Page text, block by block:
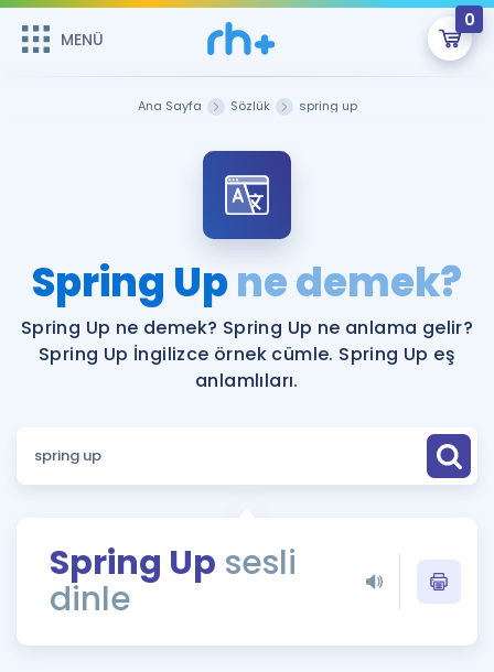
MENÜ
0
Şifremi Hatırlamıyorum
ÜYE DEĞİLİM
Sepetin Şu An Boş.
Remzi Hoca ile seni sınava hazırlayacak onlarca eğitim seni
bekliyor!
MENÜ
Katılımcı Görüşleri
Faydalı Araçlar
Sözlük
Rehberlik Aracı
ÖSYM Sınav Takvimi
Hakkımızda
Ana Sayfa Sözlük spring up
Spring Upne demek?
Spring Up ne demek? Spring Up ne anlama gelir?
Spring Up İngilizce örnek cümle. Spring Up eş
anlamlıları.
Spring Up sesli
dinle